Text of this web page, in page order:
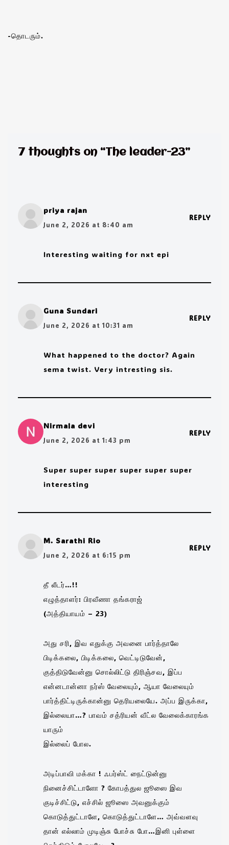
-தொடரும்.
7 thoughts on “The leader-23”
priya rajan
June 2, 2026 at 8:40 am
REPLY
Interesting waiting for nxt epi
Guna Sundari
June 2, 2026 at 10:31 am
REPLY
What happened to the doctor? Again
sema twist. Very intresting sis.
Nirmala devi
June 2, 2026 at 1:43 pm
REPLY
Super super super super super super
interesting
M. Sarathi Rio
June 2, 2026 at 6:15 pm
REPLY
தீ லீடர்…!!
எழுத்தாளர்: பிரவீணா தங்கராஜ்
(அத்தியாயம் – 23)
அது சரி, இவ எதுக்கு அவனை பார்த்தாலே
பிடிக்கலை, பிடிக்கலை, வெட்டிடுவேன்,
குத்திடுவேன்னு சொல்லிட்டு திரிஞ்சவ, இப்ப
என்னடான்னா நர்ஸ் வேலையும், ஆயா வேலையும்
பார்த்திட்டிருக்கான்னு தெரியலையே. அப்ப இருக்கா,
இல்லையா…? பாவம் சத்ரியன் வீட்ல வேலைக்காரங்க
யாரும்
இல்லைப் போல.
அடிப்பாவி மக்கா ! ஃபர்ஸ்ட் நைட்டுன்னு
நினைச்சிட்டாளோ ? கோபத்துல ஜூஸை இவ
குடிச்சிட்டு, எச்சில் ஜூஸை அவனுக்கும்
கொடுத்துட்டாளே, கொடுத்துட்டாளே… அவ்வளவு
தான் எல்லாம் முடிஞ்சு போச்சு போ…இனி புள்ளை